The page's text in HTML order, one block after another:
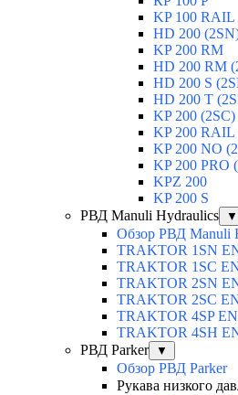
KP 100 RAIL
HD 200
KP 200 RM
HD 200 RM
HD 200 S
HD 200 T
KP 200 (2SC)
KP 200 RAIL
KP 200 NO
KP 200 PRO
KPZ 200
KP 200 S
РВД Manuli Hydraulics
▼
Обзор РВД Manuli
TRAKTOR 1SN
TRAKTOR 1SС
TRAKTOR 2SN
TRAKTOR 2SС
TRAKTOR 4SP
TRAKTOR 4SH
РВД Parker
▼
Обзор РВД Parker
Рукава низкого